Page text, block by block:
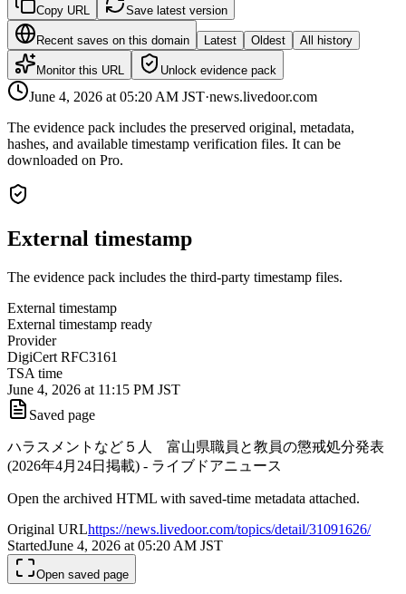
Copy URL Save latest version
Recent saves on this domain Latest Oldest All history
Monitor this URL Unlock evidence pack
June 4, 2026 at 05:20 AM JST·news.livedoor.com
The evidence pack includes the preserved original, metadata,
hashes, and available timestamp verification files. It can be
downloaded on Pro.
External timestamp
The evidence pack includes the third-party timestamp files.
External timestamp
External timestamp ready
Provider
DigiCert RFC3161
TSA time
June 4, 2026 at 11:15 PM JST
Saved page
ハラスメントなど５人 富山県職員と教員の懲戒処分発表
(2026年4月24日掲載) - ライブドアニュース
Open the archived HTML with saved-time metadata attached.
Original URLhttps://news.livedoor.com/topics/detail/31091626/
StartedJune 4, 2026 at 05:20 AM JST
Open saved page